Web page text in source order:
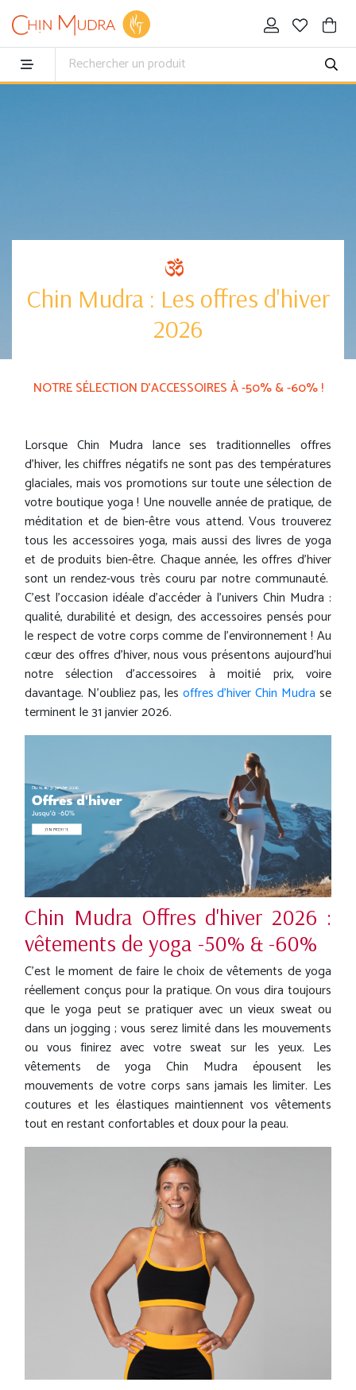
Chin Mudra : Les offres d'hiver
2026
NOTRE SÉLECTION D’ACCESSOIRES À -50% & -60% !
Lorsque Chin Mudra lance ses traditionnelles offres
d'hiver, les chiffres négatifs ne sont pas des températures
glaciales, mais vos promotions sur toute une sélection de
votre boutique yoga ! Une nouvelle année de pratique, de
méditation et de bien-être vous attend. Vous trouverez
tous les accessoires yoga, mais aussi des livres de yoga
et de produits bien-être. Chaque année, les offres d'hiver
sont un rendez-vous très couru par notre communauté.
C'est l’occasion idéale d’accéder à l'univers Chin Mudra :
qualité, durabilité et design, des accessoires pensés pour
le respect de votre corps comme de l’environnement ! Au
cœur des offres d’hiver, nous vous présentons aujourd'hui
notre sélection d’accessoires à moitié prix, voire
davantage. N'oubliez pas, les offres d'hiver Chin Mudra se
terminent le 31 janvier 2026.
Chin Mudra Offres d'hiver 2026 :
vêtements de yoga -50% & -60%
C'est le moment de faire le choix de vêtements de yoga
réellement conçus pour la pratique. On vous dira toujours
que le yoga peut se pratiquer avec un vieux sweat ou
dans un jogging ; vous serez limité dans les mouvements
ou vous finirez avec votre sweat sur les yeux. Les
vêtements de yoga Chin Mudra épousent les
mouvements de votre corps sans jamais les limiter. Les
coutures et les élastiques maintiennent vos vêtements
tout en restant confortables et doux pour la peau.